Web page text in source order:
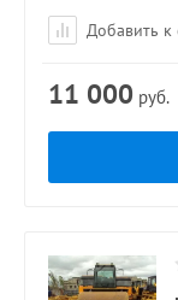
Добавить
11 000 руб.